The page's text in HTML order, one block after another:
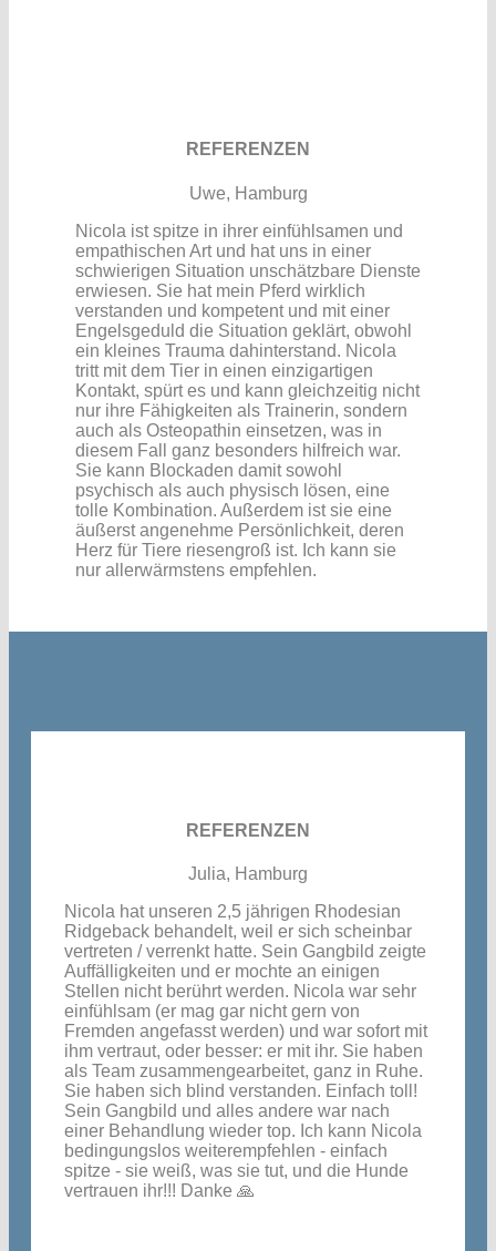
REFERENZEN
Uwe, Hamburg
Nicola ist spitze in ihrer einfühlsamen und
empathischen Art und hat uns in einer
schwierigen Situation unschätzbare Dienste
erwiesen. Sie hat mein Pferd wirklich
verstanden und kompetent und mit einer
Engelsgeduld die Situation geklärt, obwohl
ein kleines Trauma dahinterstand. Nicola
tritt mit dem Tier in einen einzigartigen
Kontakt, spürt es und kann gleichzeitig nicht
nur ihre Fähigkeiten als Trainerin, sondern
auch als Osteopathin einsetzen, was in
diesem Fall ganz besonders hilfreich war.
Sie kann Blockaden damit sowohl
psychisch als auch physisch lösen, eine
tolle Kombination. Außerdem ist sie eine
äußerst angenehme Persönlichkeit, deren
Herz für Tiere riesengroß ist. Ich kann sie
nur allerwärmstens empfehlen.
REFERENZEN
Julia, Hamburg
Nicola hat unseren 2,5 jährigen Rhodesian
Ridgeback behandelt, weil er sich scheinbar
vertreten / verrenkt hatte. Sein Gangbild zeigte
Auffälligkeiten und er mochte an einigen
Stellen nicht berührt werden. Nicola war sehr
einfühlsam (er mag gar nicht gern von
Fremden angefasst werden) und war sofort mit
ihm vertraut, oder besser: er mit ihr. Sie haben
als Team zusammengearbeitet, ganz in Ruhe.
Sie haben sich blind verstanden. Einfach toll!
Sein Gangbild und alles andere war nach
einer Behandlung wieder top. Ich kann Nicola
bedingungslos weiterempfehlen - einfach
spitze - sie weiß, was sie tut, und die Hunde
vertrauen ihr!!! Danke 🙏